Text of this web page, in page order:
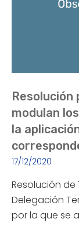
Resolución
modulan
la
17/12/2020
Resolución de
Delegación
por la que se